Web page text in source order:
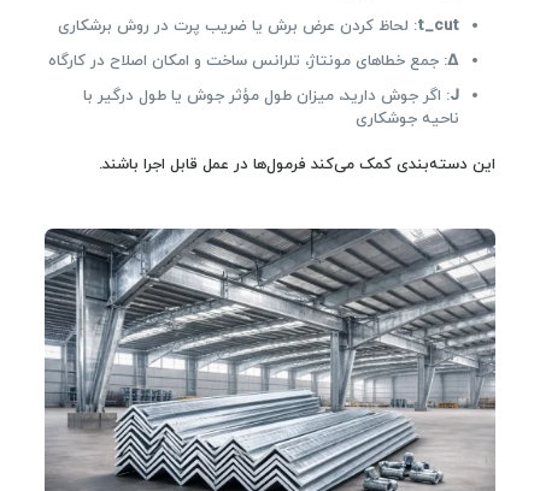
t_cut: لحاظ کردن عرض برش یا ضریب پرت در روش برشکاری
Δ: جمع خطاهای مونتاژ، تلرانس ساخت و امکان اصلاح در کارگاه
J: اگر جوش دارید، میزان طول مؤثر جوش یا طول درگیر با
ناحیه جوشکاری
این دسته‌بندی کمک می‌کند فرمول‌ها در عمل قابل اجرا باشند.